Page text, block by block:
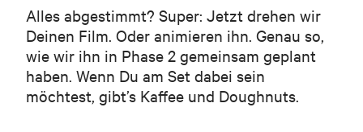
Alles abgestimmt? Super: Jetzt drehen wir
Deinen Film. Oder animieren ihn. Genau so,
wie wir ihn in Phase 2 gemeinsam geplant
haben. Wenn Du am Set dabei sein
möchtest, gibt’s Kaffee und Doughnuts.